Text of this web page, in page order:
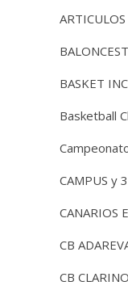
BASKET
Basketball
CAMPUS y
CANARIOS
CB
CB